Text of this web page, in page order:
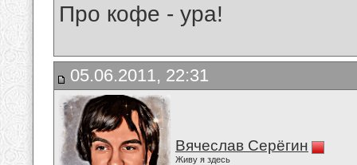
Про кофе - ура!
05.06.2011, 22:31
Вячеслав Серёгин
Живу я здесь